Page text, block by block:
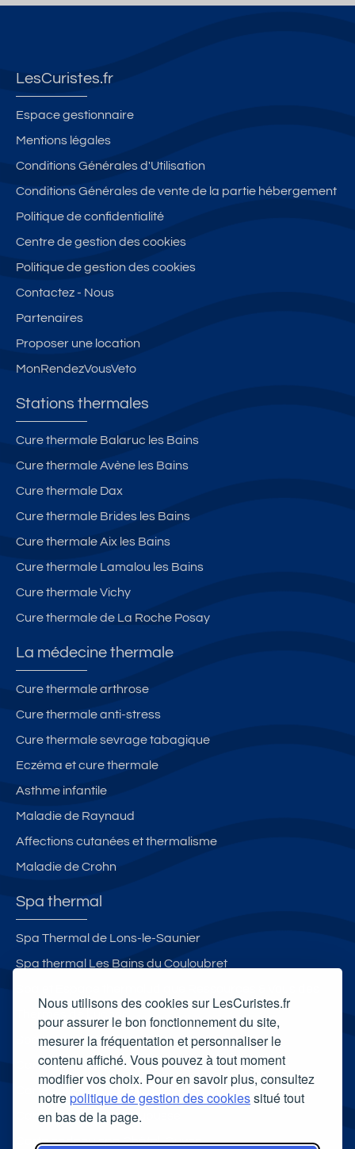
Nous utilisons des cookies sur LesCuristes.fr
pour assurer le bon fonctionnement du site,
mesurer la fréquentation et personnaliser le
contenu affiché. Vous pouvez à tout moment
modifier vos choix. Pour en savoir plus, consultez
notrepolitique de gestion des cookiessitué tout
en bas de la page.
LesCuristes.fr
Espace gestionnaire
Mentions légales
Conditions Générales d'Utilisation
Conditions Générales de vente de la partie hébergement
Politique de confidentialité
Centre de gestion des cookies
Politique de gestion des cookies
Contactez - Nous
Partenaires
Proposer une location
MonRendezVousVeto
Stations thermales
Cure thermale Balaruc les Bains
Cure thermale Avène les Bains
Cure thermale Dax
Cure thermale Brides les Bains
Cure thermale Aix les Bains
Cure thermale Lamalou les Bains
Cure thermale Vichy
Cure thermale de La Roche Posay
La médecine thermale
Cure thermale arthrose
Cure thermale anti-stress
Cure thermale sevrage tabagique
Eczéma et cure thermale
Asthme infantile
Maladie de Raynaud
Affections cutanées et thermalisme
Maladie de Crohn
Spa thermal
Spa Thermal de Lons-le-Saunier
Spa thermal Les Bains du Couloubret
Thermes de Luchon
Spa thermal Therma Salina
Carte cadeau spa Vichy
Carte cadeau spa Bagnoles-de-l'Orne
Carte cadeau spa Saubusse
Carte cadeau spa Châtel-Guyon